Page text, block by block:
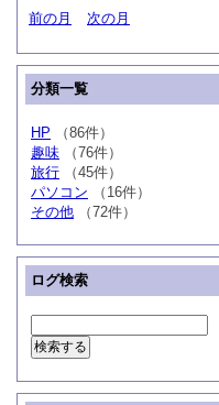
前の月
次の月
分類一覧
HP （86件）
趣味 （76件）
旅行 （45件）
パソコン （16件）
その他 （72件）
ログ検索